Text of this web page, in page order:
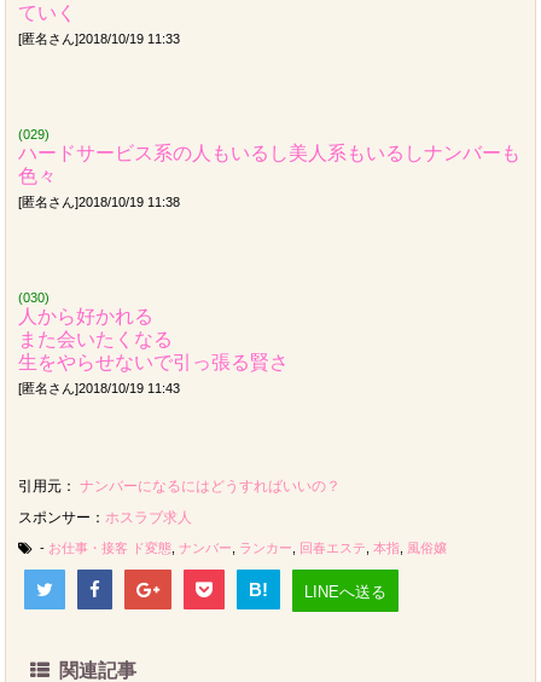
ていく
[匿名さん]2018/10/19 11:33
(029)
ハードサービス系の人もいるし美人系もいるしナンバーも
色々
[匿名さん]2018/10/19 11:38
(030)
人から好かれる
また会いたくなる
生をやらせないで引っ張る賢さ
[匿名さん]2018/10/19 11:43
引用元： ナンバーになるにはどうすればいいの？
スポンサー：ホスラブ求人
- お仕事・接客 ド変態 ,ナンバー ランカー 回春エステ ,本指 風俗嬢
B! LINEへ送る
関連記事